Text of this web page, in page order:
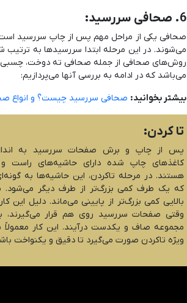
6. صحافی سررسید:
صحافی یکی از مراحل مهم پس از چاپ سررسید
می‌شوند. در این مرحله ابتدا سررسیدها به
روش‌های صحافی از جمله صحافی ته دوخت، چسبی،
می‌باشد که در ادامه به بررسی آنها می‌پردازیم:
بیشتر بخوانید: صحافی سررسید چیست؟ و انواع
تا کردن:
پس از چاپ و برش صفحات سررسید به
کاغذهای چاپ شده دارای حاشیه‌های راست
هستند. در مرحله تاکردن، این حاشیه‌ها به
که یک طرف کمی بزرگ‌تر از طرف دیگر می‌شود.
بالایی کمی بزرگ‌تر از پایینی می‌ماند. دلیل این
وقتی صفحات سررسید روی هم قرار
مجموعه صاف و یکدست درآیند. این کار معمولاً
ویژه تاکردن صورت می‌گیرد تا دقیق و یکنواخت